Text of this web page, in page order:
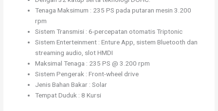
Tenaga Maksimum : 235 PS pada putaran mesin 3.200
rpm
Sistem Transmisi : 6-percepatan otomatis Triptonic
Sistem Enterteinment : Enture App, sistem Bluetooth dan
streaming audio, slot HMDI
Maksimal Tenaga : 235 PS @ 3.200 rpm
Sistem Pengerak : Front-wheel drive
Jenis Bahan Bakar : Solar
Tempat Duduk : 8 Kursi